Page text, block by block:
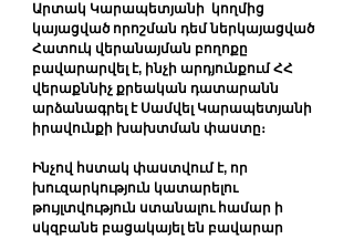
Արտակ Կարապետյանի  կողմից
կայացված որոշման դեմ ներկայացված
Հատուկ վերանայման բողոքը
բավարարվել է, ինչի արդյունքում ՀՀ
վերաքննիչ քրեական դատարանն
արձանագրել է Սամվել Կարապետյանի
իրավունքի խախտման փաստը։
Ինչով հստակ փաստվում է, որ
խուզարկություն կատարելու
թույլտվություն ստանալու համար ի
սկզբանե բացակայել են բավարար